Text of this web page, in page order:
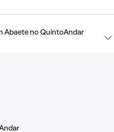
Abaete no QuintoAndar